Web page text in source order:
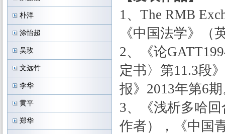
朴洋
涂怡超
吴玫
文远竹
李华
黄平
郑华
1、The RMB
《中国法学》（
2、《论
定书〉第11.3段
报》2013年第6
3、《浅析多哈
作者），《中国